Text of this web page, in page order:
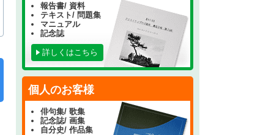
報告書/ 資料
テキスト/ 問題集
マニュアル
記念誌
詳しくはこちら
個人のお客様
俳句集/ 歌集
記念誌/ 画集
自分史/ 作品集